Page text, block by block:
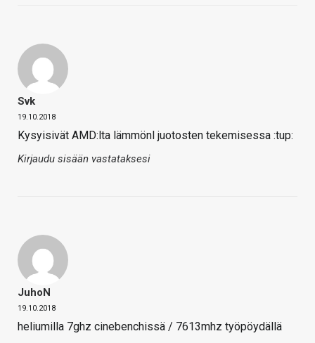
Svk
19.10.2018
Kysyisivät AMD:lta lämmönl juotosten tekemisessa :tup:
Kirjaudu sisään vastataksesi
JuhoN
19.10.2018
heliumilla 7ghz cinebenchissä / 7613mhz työpöydällä